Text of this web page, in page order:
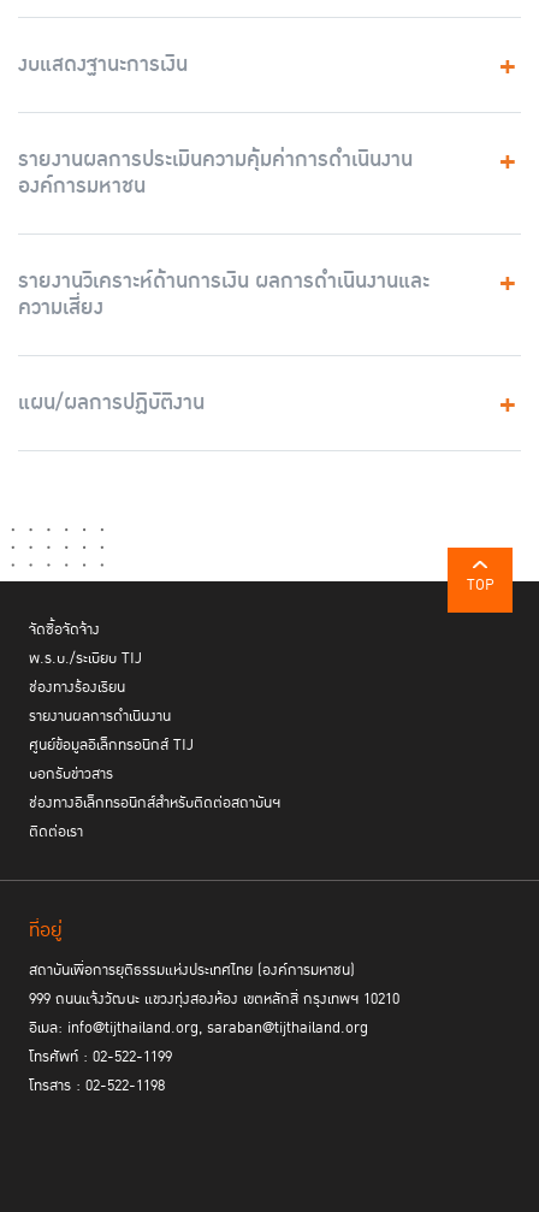
งบแสดงฐานะการเงิน
รายงานผลการประเมินความคุ้มค่าการดำเนินงาน
องค์การมหาชน
รายงานวิเคราะห์ด้านการเงิน ผลการดำเนินงานและ
ความเสี่ยง
แผน/ผลการปฏิบัติงาน
TOP
จัดซื้อจัดจ้าง
พ.ร.บ./ระเบียบ TIJ
ช่องทางร้องเรียน
รายงานผลการดำเนินงาน
ศูนย์ข้อมูลอิเล็กทรอนิกส์ TIJ
บอกรับข่าวสาร
ช่องทางอิเล็กทรอนิกส์สำหรับติดต่อสถาบันฯ
ติดต่อเรา
ที่อยู่
สถาบันเพื่อการยุติธรรมแห่งประเทศไทย (องค์การมหาชน)
999 ถนนแจ้งวัฒนะ แขวงทุ่งสองห้อง เขตหลักสี่ กรุงเทพฯ 10210
อีเมล: info@tijthailand.org, saraban@tijthailand.org
โทรศัพท์ : 02-522-1199
โทรสาร : 02-522-1198